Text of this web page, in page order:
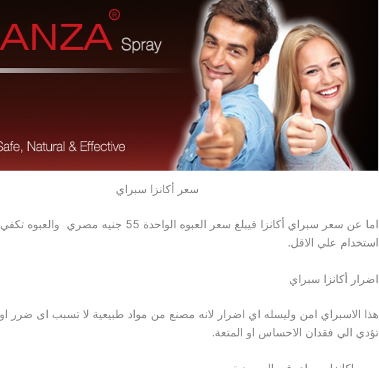
سعر أكانزا سبراي
استخدام علي الاقل.
اضرار أكانزا سبراي
هذا الاسبراي امن وليسله اي اضرار لانه مصنع من مواد طبيعية لا تسبب اى ضرر او
تؤدي الي فقدان الاحساس او المتعة.